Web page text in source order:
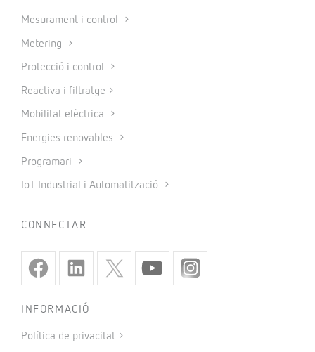
Mesurament i control
Metering
Protecció i control
Reactiva i filtratge
Mobilitat elèctrica
Energies renovables
Programari
IoT Industrial i Automatització
CONNECTAR
INFORMACIÓ
Política de privacitat